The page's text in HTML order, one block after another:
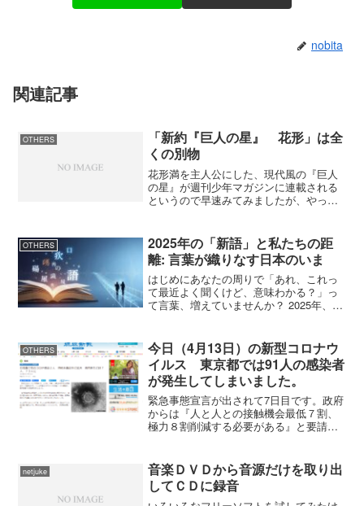
nobita
関連記事
OTHERS
「新約『巨人の星』 花形」は全
くの別物
花形満を主人公にした、現代風の『巨人
の星』が週刊少年マガジンに連載される
というので早速みてみましたが、やっぱ
りして。『巨人の星』が放送されていた
時代と現代ではいろんな意...
OTHERS
2025年の「新語」と私たちの距
離: 言葉が織りなす日本のいま
はじめにあなたの周りで「あれ、これっ
て最近よく聞くけど、意味わかる？」っ
て言葉、増えていませんか？ 2025年、日
れ、エモいよね」と言われ、一瞬思考が
停止しました。「エ...
OTHERS
今日（4月13日）の新型コロナウ
イルス 東京都では91人の感染者
が発生してしまいました。
緊急事態宣言が出されて7日目です。政府
からは『人と人との接触機会最低７割、
極力８割削減する必要がある』と要請が
宿まで行きましたが、朝の通勤電車は空
いていましたが、帰りは...
netjuke
音楽ＤＶＤから音源だけを取り出
してＣＤに録音